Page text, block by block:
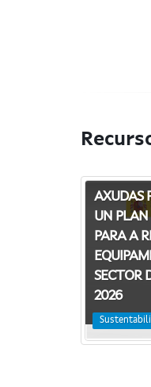
AXUDAS
UN PLAN
PARA A
SECTOR
2026